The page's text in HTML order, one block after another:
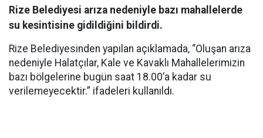
Rize Belediyesi arıza nedeniyle bazı mahallelerde
su kesintisine gidildiğini bildirdi.
Rize Belediyesinden yapılan açıklamada, “Oluşan arıza
nedeniyle Halatçılar, Kale ve Kavaklı Mahallelerimizin
bazı bölgelerine bugün saat 18.00’a kadar su
verilemeyecektir.” ifadeleri kullanıldı.